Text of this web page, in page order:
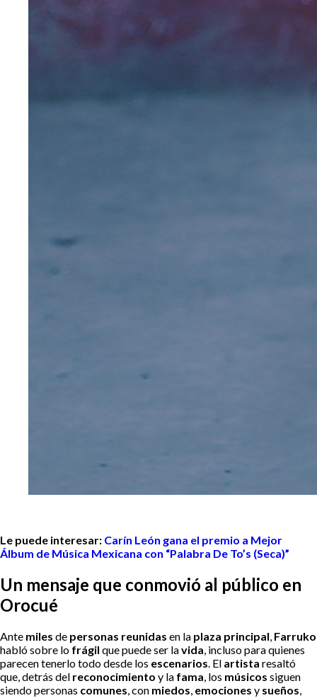
Le puede interesar: Carín León gana el premio a Mejor
Álbum de Música Mexicana con “Palabra De To’s (Seca)”
Un mensaje que conmovió al público en
Orocué
Ante miles de personas reunidas en la plaza principal Farruko
habló sobre lo frágil que puede ser lavida , incluso para quienes
parecen tenerlo todo desde los escenarios . El artista resaltó
que, detrás del reconocimiento y la fama , los músicos siguen
siendo personas comunes , con miedos emociones y sueños